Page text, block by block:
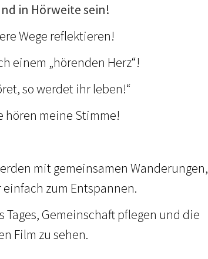
in Hörweite sein!
Wege reflektieren!
einem „hörenden Herz“!
so werdet ihr leben!“
hören meine Stimme!
mit gemeinsamen Wanderungen,
zum Entspannen.
Tages, Gemeinschaft pflegen und die
Film zu sehen.